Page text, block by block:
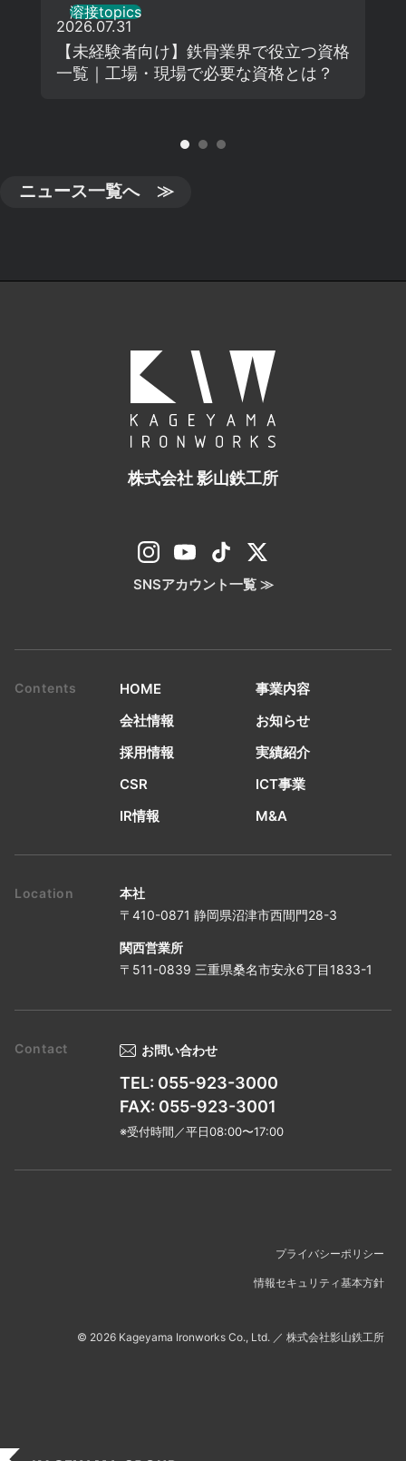
溶接topics
2026.07.31
【未経験者向け】鉄骨業界で役立つ資格
一覧｜工場・現場で必要な資格とは？
ニュース一覧へ ≫
株式会社 影山鉄工所
SNSアカウント一覧 ≫
HOME
事業内容
会社情報
お知らせ
採用情報
実績紹介
CSR
ICT事業
IR情報
M&A
本社
〒410-0871 静岡県沼津市西間門28-3
関西営業所
〒511-0839 三重県桑名市安永6丁目1833-1
お問い合わせ
TEL: 055-923-3000
FAX: 055-923-3001
※受付時間／平日08:00〜17:00
プライバシーポリシー
情報セキュリティ基本方針
© 2026 Kageyama Ironworks Co., Ltd. ／ 株式会社影山鉄工所